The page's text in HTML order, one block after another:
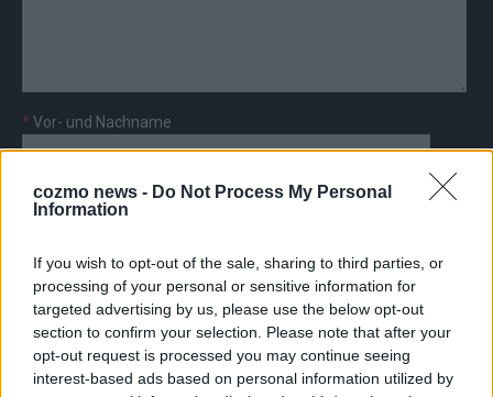
cozmo news - Do Not Process My Personal
Information
If you wish to opt-out of the sale, sharing to third parties, or
processing of your personal or sensitive information for
targeted advertising by us, please use the below opt-out
section to confirm your selection. Please note that after your
opt-out request is processed you may continue seeing
interest-based ads based on personal information utilized by
* Vor- und Nachname
E-Mail
AD